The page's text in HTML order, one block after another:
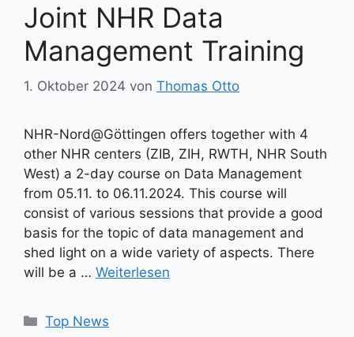
Joint NHR Data
Management Training
1. Oktober 2024 von Thomas Otto
NHR-Nord@Göttingen offers together with 4
other NHR centers (ZIB, ZIH, RWTH, NHR South
West) a 2-day course on Data Management
from 05.11. to 06.11.2024. This course will
consist of various sessions that provide a good
basis for the topic of data management and
shed light on a wide variety of aspects. There
will be a … Weiterlesen
Kategorien
Top News